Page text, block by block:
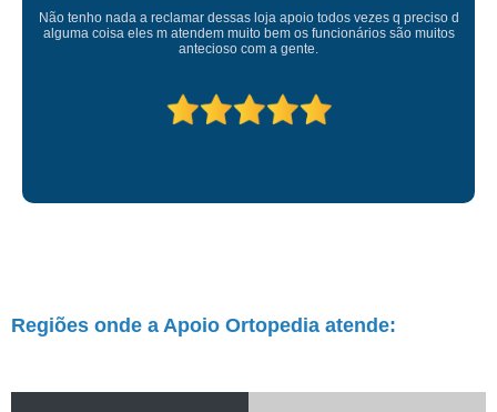
Atendimento de primeira! Sempre muito atenciosos com a gente, Silvete tá
de parabéns pelo atendimento.
Regiões onde a Apoio Ortopedia atende: